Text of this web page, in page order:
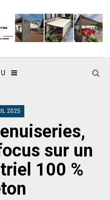
2025
sur un
100 %